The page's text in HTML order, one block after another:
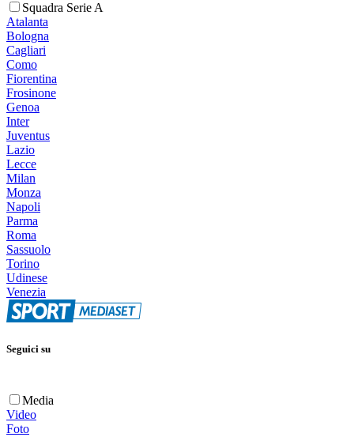
Squadra Serie A
Atalanta
Bologna
Cagliari
Como
Fiorentina
Frosinone
Genoa
Inter
Juventus
Lazio
Lecce
Milan
Monza
Napoli
Parma
Roma
Sassuolo
Torino
Udinese
Venezia
Seguici su
Media
Video
Foto